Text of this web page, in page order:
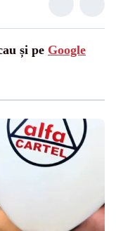
și pe Google